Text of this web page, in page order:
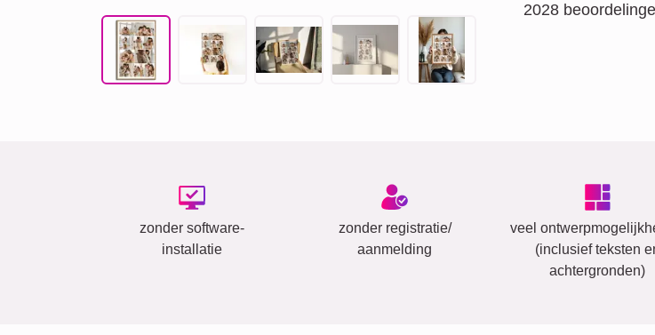
2028
zonder software-
installatie
zonder registratie/
aanmelding
veel
(inclusief teksten
achtergronden)